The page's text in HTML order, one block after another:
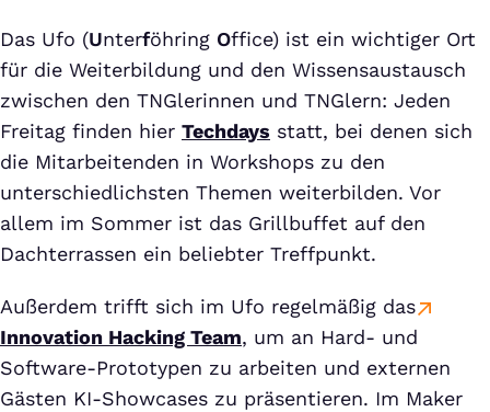
Das Ufo (Unterföhring Office) ist ein wichtiger Ort
für die Weiterbildung und den Wissensaustausch
zwischen den TNGlerinnen und TNGlern: Jeden
Freitag finden hier Techdays statt, bei denen sich
die Mitarbeitenden in Workshops zu den
unterschiedlichsten Themen weiterbilden. Vor
allem im Sommer ist das Grillbuffet auf den
Dachterrassen ein beliebter Treffpunkt.
Außerdem trifft sich im Ufo regelmäßig das
Innovation Hacking Team, um an Hard- und
Software-Prototypen zu arbeiten und externen
Gästen KI-Showcases zu präsentieren. Im Maker